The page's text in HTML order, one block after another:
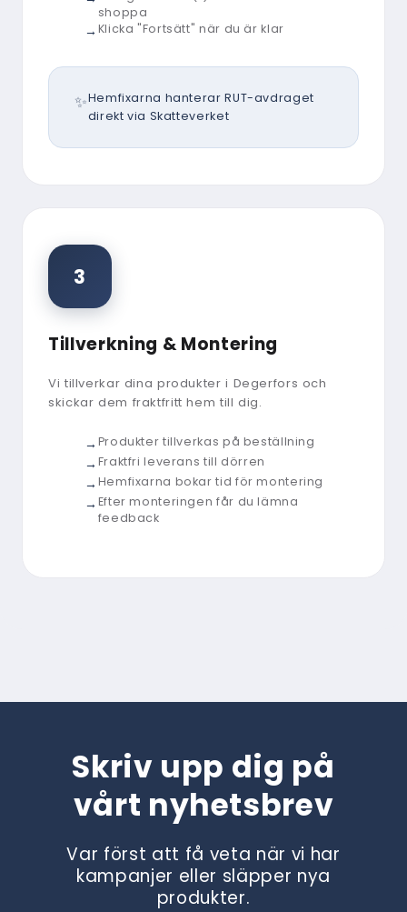
shoppa
Klicka "Fortsätt" när du är klar
Hemfixarna hanterar RUT-avdraget
direkt via Skatteverket
3
Tillverkning & Montering
Vi tillverkar dina produkter i Degerfors och
skickar dem fraktfritt hem till dig.
Produkter tillverkas på beställning
Fraktfri leverans till dörren
Hemfixarna bokar tid för montering
Efter monteringen får du lämna
feedback
Skriv upp dig på
vårt nyhetsbrev
Var först att få veta när vi har
kampanjer eller släpper nya
produkter.